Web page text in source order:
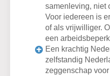
samenleving, niet
Voor iedereen is
of als vrijwilliger.
een
Een krachtig
zelfstandig
zeggenschap